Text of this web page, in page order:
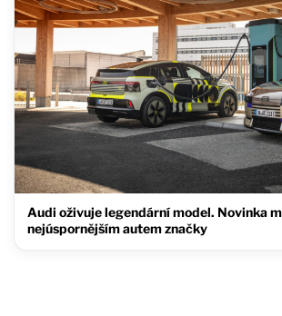
Audi oživuje legendární model. Novinka
nejúspornějším autem značky